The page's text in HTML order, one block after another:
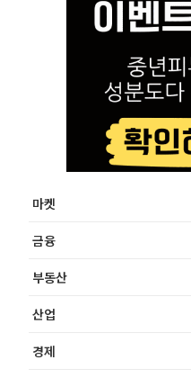
마켓
금융
부동산
산업
경제